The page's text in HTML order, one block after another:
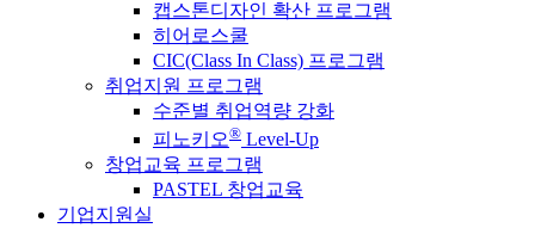
캡스톤디자인 확산 프로그램
히어로스쿨
CIC(Class In Class) 프로그램
취업지원 프로그램
수준별 취업역량 강화
피노키오® Level-Up
창업교육 프로그램
PASTEL 창업교육
기업지원실